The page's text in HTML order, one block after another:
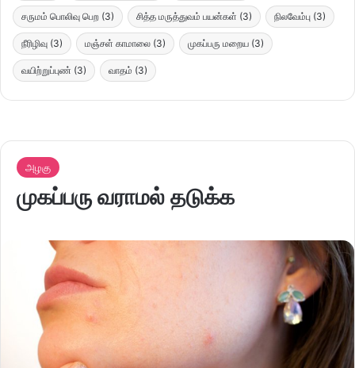
சருமம் பொலிவு பெற (3) சித்த மருத்துவம் பயன்கள் (3) நிலவேம்பு (3)
நீரிழிவு (3) மஞ்சள் காமாலை (3) முகப்பரு மறைய (3)
வயிற்றுப்புண் (3) வாதம் (3)